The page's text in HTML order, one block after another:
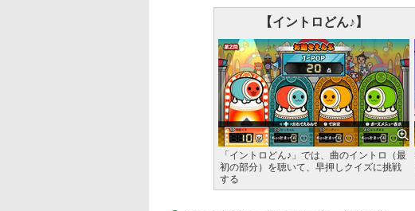
【イントロどん♪】
「イントロどん♪」では、曲のイントロ（最
初の部分）を聴いて、早押しクイズに挑戦
する